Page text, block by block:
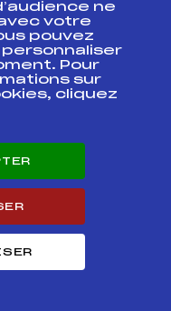
FFS
FFS
ne
votre
pouvez
Pour
sur
cliquez